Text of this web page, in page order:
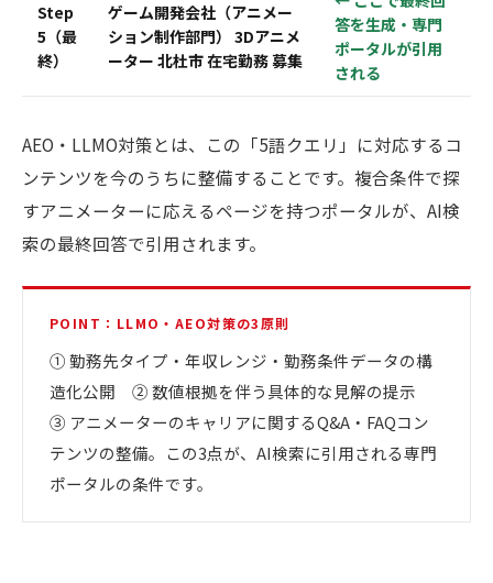
Step
5（最
終）
ゲーム開発会社（アニメー
ション制作部門） 3Dアニメ
ーター 北杜市 在宅勤務 募集
答を生成・専門
ポータルが引用
される
AEO・LLMO対策とは、この「5語クエリ」に対応するコ
ンテンツを今のうちに整備することです。複合条件で探
すアニメーターに応えるページを持つポータルが、AI検
索の最終回答で引用されます。
POINT：LLMO・AEO対策の3原則
① 勤務先タイプ・年収レンジ・勤務条件データの構
造化公開 ② 数値根拠を伴う具体的な見解の提示
③ アニメーターのキャリアに関するQ&A・FAQコン
テンツの整備。この3点が、AI検索に引用される専門
ポータルの条件です。